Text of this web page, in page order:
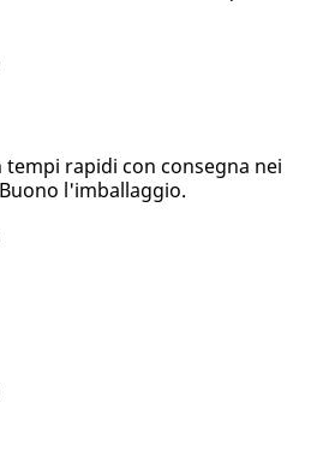
rapidi con consegna nei
l'imballaggio.